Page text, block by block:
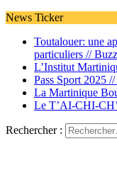
News Ticker
Toutalouer: une
particuliers //
L’Institut
Pass Sport 2025 //
La Martinique
Le T’AI-CHI-
Rechercher :